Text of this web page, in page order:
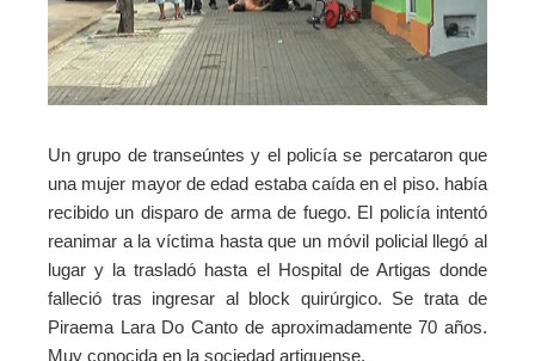
Un grupo de transeúntes y el policía se percataron que
una mujer mayor de edad estaba caída en el piso. había
recibido un disparo de arma de fuego. El policía intentó
reanimar a la víctima hasta que un móvil policial llegó al
lugar y la trasladó hasta el Hospital de Artigas donde
falleció tras ingresar al block quirúrgico. Se trata de
Piraema Lara Do Canto de aproximadamente 70 años.
Muy conocida en la sociedad artiguense.